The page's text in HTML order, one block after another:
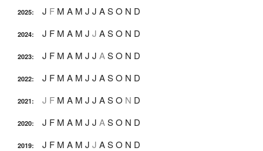
2025: J F M A M J J ASO N D
2024: J F M A M J J ASO N D
2023: J F M A M J J ASO N D
2022: J F M A M J J ASO N D
2021: J F M A M J J ASO N D
2020: J F M A M J J ASO N D
2019: J F M A M J J ASO N D